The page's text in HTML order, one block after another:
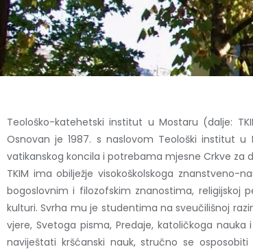
Teološko-katehetski institut u Mostaru (dalje:
Osnovan je 1987. s naslovom Teološki institut
vatikanskog koncila i potrebama mjesne Crkve za
TKIM ima obilježje visokoškolskoga
bogoslovnim i filozofskim znanostima,
kulturi. Svrha mu je studentima na sveučilišnoj
vjere, Svetoga pisma, Predaje, katoličkoga
naviještati kršćanski nauk, stručno se